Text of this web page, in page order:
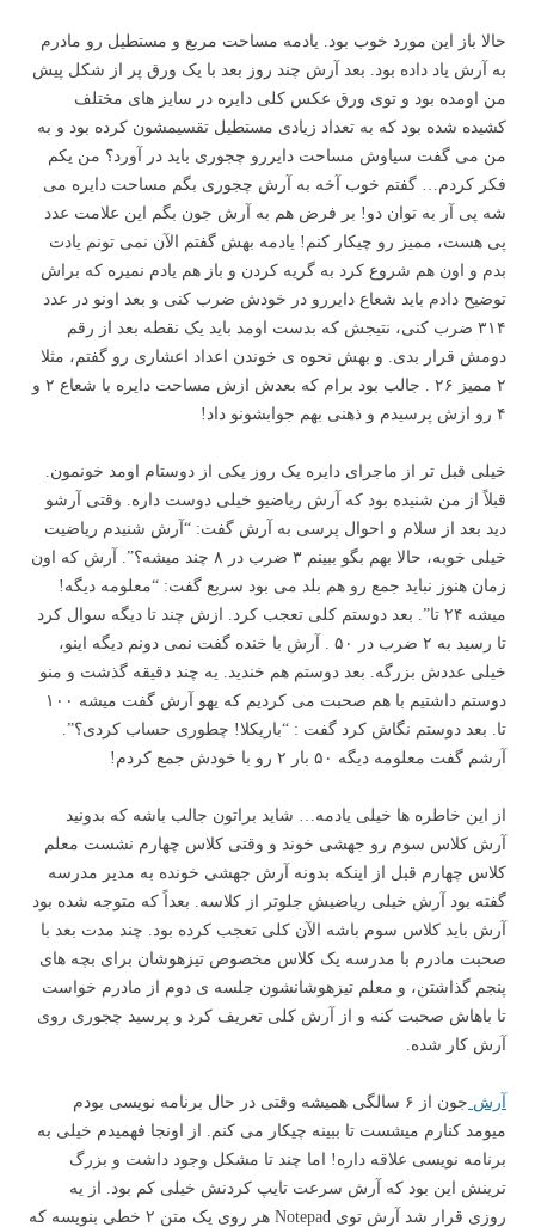
حالا باز این مورد خوب بود. یادمه مساحت مربع و مستطیل رو مادرم
به آرش یاد داده بود. بعد آرش چند روز بعد با یک ورق پر از شکل پیش
من اومده بود و توی ورق عکس کلی دایره در سایز های مختلف
کشیده شده بود که به تعداد زیادی مستطیل تقسیمشون کرده بود و به
من می گفت سیاوش مساحت دایررو چجوری باید در آورد؟ من یکم
فکر کردم… گفتم خوب آخه به آرش چجوری بگم مساحت دایره می
شه پی آر به توان دو! بر فرض هم به آرش جون بگم این علامت عدد
پی هست، ممیز رو چیکار کنم! یادمه بهش گفتم الآن نمی تونم یادت
بدم و اون هم شروع کرد به گریه کردن و باز هم یادم نمیره که براش
توضیح دادم باید شعاع دایررو در خودش ضرب کنی و بعد اونو در عدد
۳۱۴ ضرب کنی، نتیجش که بدست اومد باید یک نقطه بعد از رقم
دومش قرار بدی. و بهش نحوه ی خوندن اعداد اعشاری رو گفتم، مثلا
۲ ممیز ۲۶ . جالب بود برام که بعدش ازش مساحت دایره با شعاع ۲ و
۴ رو ازش پرسیدم و ذهنی بهم جوابشونو داد!
خیلی قبل تر از ماجرای دایره یک روز یکی از دوستام اومد خونمون.
قبلاً از من شنیده بود که آرش ریاضیو خیلی دوست داره. وقتی آرشو
دید بعد از سلام و احوال پرسی به آرش گفت:‌ “آرش شنیدم ریاضیت
خیلی خوبه، حالا بهم بگو ببینم ۳ ضرب در ۸ چند میشه؟”. آرش که اون
زمان هنوز نباید جمع رو هم بلد می بود سریع گفت:‌ “معلومه دیگه!
میشه ۲۴ تا”. بعد دوستم کلی تعجب کرد. ازش چند تا دیگه سوال کرد
تا رسید به ۲ ضرب در ۵۰ . آرش با خنده گفت نمی دونم دیگه اینو،
خیلی عددش بزرگه. بعد دوستم هم خندید. یه چند دقیقه گذشت و منو
دوستم داشتیم با هم صحبت می کردیم که یهو آرش گفت میشه ۱۰۰
تا. بعد دوستم نگاش کرد گفت :‌ “باریکلا! چطوری حساب کردی؟”.
آرشم گفت معلومه دیگه ۵۰ بار ۲ رو با خودش جمع کردم!
از این خاطره ها خیلی یادمه… شاید براتون جالب باشه که بدونید
آرش کلاس سوم رو جهشی خوند و وقتی کلاس چهارم نشست معلم
کلاس چهارم قبل از اینکه بدونه آرش جهشی خونده به مدیر مدرسه
گفته بود آرش خیلی ریاضیش جلوتر از کلاسه. بعداً که متوجه شده بود
آرش باید کلاس سوم باشه الآن کلی تعجب کرده بود. چند مدت بعد با
صحبت مادرم با مدرسه یک کلاس مخصوص تیزهوشان برای بچه های
پنجم گذاشتن، و معلم تیزهوشانشون جلسه ی دوم از مادرم خواست
تا باهاش صحبت کنه و از آرش کلی تعریف کرد و پرسید چجوری روی
آرش کار شده.
آرش
جون از ۶ سالگی همیشه وقتی در حال برنامه نویسی بودم
میومد کنارم میشست تا ببینه چیکار می کنم. از اونجا فهمیدم خیلی به
برنامه نویسی علاقه داره! اما چند تا مشکل وجود داشت و بزرگ
ترینش این بود که آرش سرعت تایپ کردنش خیلی کم بود. از یه
روزی قرار شد آرش توی Notepad هر روی یک متن ۲ خطی بنویسه که